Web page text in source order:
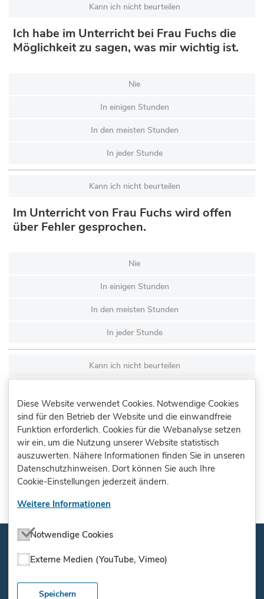
Kann ich nicht beurteilen
Ich habe im Unterricht bei Frau Fuchs die
Möglichkeit zu sagen, was mir wichtig ist.
Nie
In einigen Stunden
In den meisten Stunden
In jeder Stunde
Kann ich nicht beurteilen
Im Unterricht von Frau Fuchs wird offen
über Fehler gesprochen.
Nie
In einigen Stunden
In den meisten Stunden
In jeder Stunde
Kann ich nicht beurteilen
CC BY-NC-ND 4.0
, Pädagogisches Landesinstitut Rheinland-Pfalz 2020
Impressum
Nutzungsbedingungen
Diese Website verwendet Cookies. Notwendige Cookies
sind für den Betrieb der Website und die einwandfreie
Funktion erforderlich. Cookies für die Webanalyse setzen
wir ein, um die Nutzung unserer Website statistisch
auszuwerten. Nähere Informationen finden Sie in unseren
Datenschutzhinweisen. Dort können Sie auch Ihre
Cookie-Einstellungen jederzeit ändern.
Weitere Informationen
Notwendige Cookies
Externe Medien (YouTube, Vimeo)
Speichern